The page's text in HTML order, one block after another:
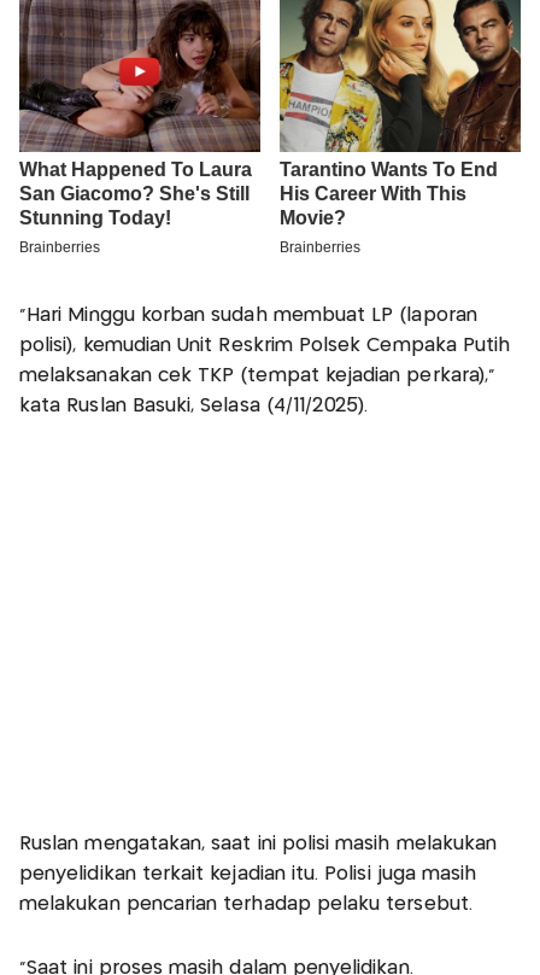
“Hari Minggu korban sudah membuat LP (laporan
polisi), kemudian Unit Reskrim Polsek Cempaka Putih
melaksanakan cek TKP (tempat kejadian perkara),"
kata Ruslan Basuki, Selasa (4/11/2025).
Ruslan mengatakan, saat ini polisi masih melakukan
penyelidikan terkait kejadian itu. Polisi juga masih
melakukan pencarian terhadap pelaku tersebut.
"Saat ini proses masih dalam penyelidikan.